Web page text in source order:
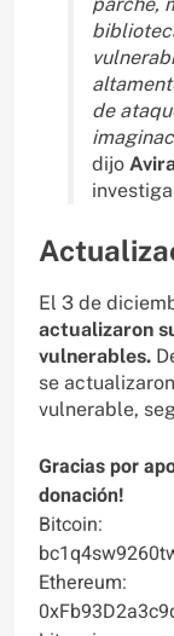
de
dijo
El 3 de
actualizaron
vulnerables.
se
vulnerable,
Gracias por
donación!
Bitcoin:
Ethereum: